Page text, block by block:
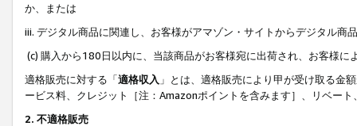
か、または
iii. デジタル商品に関連し、お客様がアマゾン・サイトからデジタル
(c) 購入から180日以内に、当該商品がお客様宛に出荷され、お客様
適格販売に対する「適格収入 」とは、適格販売により甲が受け取る金
ービス料、クレジット［注：Amazonポイントを含みます］、リベー
2. 不適格販売